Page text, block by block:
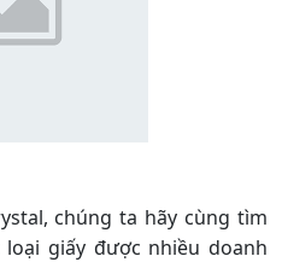
chúng ta hãy cùng tìm
giấy được nhiều doanh